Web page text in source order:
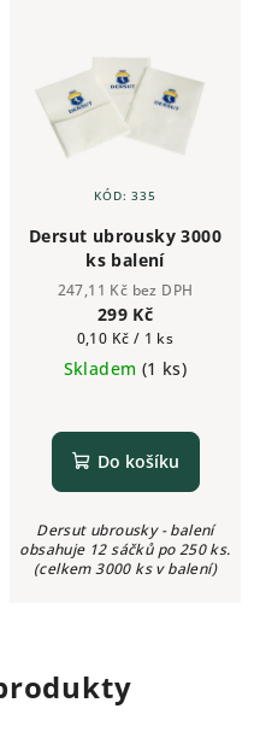
Dersut ubrousky 3000
ks balení
247,11 Kč bez DPH
299 Kč
Měrná
cena:
0,10 Kč / 1 ks
Skladem (1 ks)
Do košíku
Dersut ubrousky - balení
obsahuje 12 sáčků po 250 ks.
(celkem 3000 ks v balení)
KÓD:335